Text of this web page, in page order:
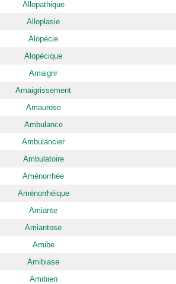
Allopathique
Alloplasie
Alopécie
Alopécique
Amaigrir
Amaigrissement
Amaurose
Ambulance
Ambulancier
Ambulatoire
Aménorrhée
Aménorrhéique
Amiante
Amiantose
Amibe
Amibiase
Amibien